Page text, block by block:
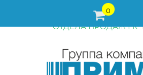
0
ПЕРЕД ОФОРМЛЕНИЕМ ЗАКАЗА,
ПОСТАВКИ ТОВАРА
ОТДЕЛА ПРОДАЖ ГК